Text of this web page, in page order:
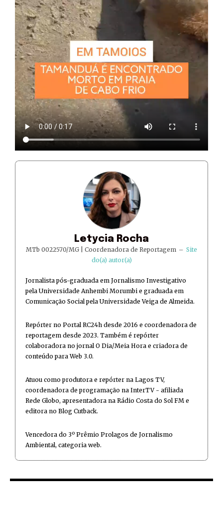
Letycia Rocha
MTb 0022570/MG | Coordenadora de Reportagem – Site
do(a) autor(a)
Jornalista pós-graduada em Jornalismo Investigativo
pela Universidade Anhembi Morumbi e graduada em
Comunicação Social pela Universidade Veiga de Almeida.
Repórter no Portal RC24h desde 2016 e coordenadora de
reportagem desde 2023. Também é repórter
colaboradora no jornal O Dia/Meia Hora e criadora de
conteúdo para Web 3.0.
Atuou como produtora e repórter na Lagos TV,
coordenadora de programação na InterTV - afiliada
Rede Globo, apresentadora na Rádio Costa do Sol FM e
editora no Blog Cutback.
Vencedora do 3º Prêmio Prolagos de Jornalismo
Ambiental, categoria web.